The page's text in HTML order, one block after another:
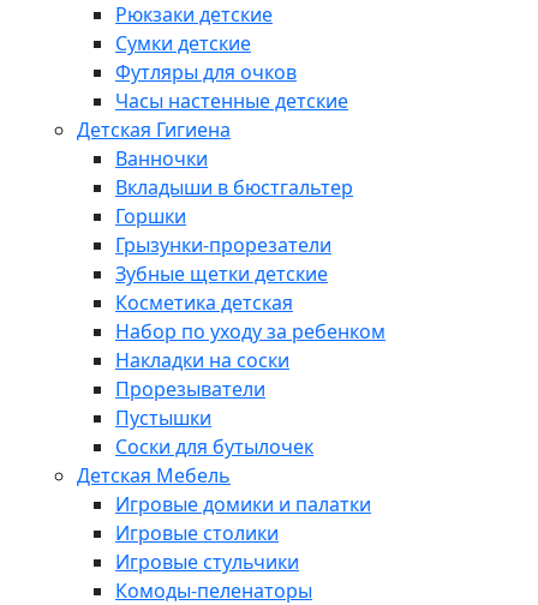
Рюкзаки детские
Сумки детские
Футляры для очков
Часы настенные детские
Детская Гигиена
Ванночки
Вкладыши в бюстгальтер
Горшки
Грызунки-прорезатели
Зубные щетки детские
Косметика детская
Набор по уходу за ребенком
Накладки на соски
Прорезыватели
Пустышки
Соски для бутылочек
Детская Мебель
Игровые домики и палатки
Игровые столики
Игровые стульчики
Комоды-пеленаторы